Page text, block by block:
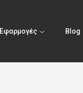
Εφαρμογές Blog